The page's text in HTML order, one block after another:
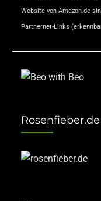
Website von Amazon.de
Partnernet-Links
Rosenfieber.de